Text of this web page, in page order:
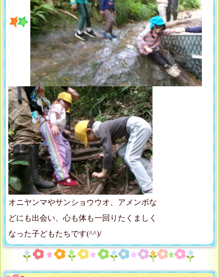
オニヤンマやサンショウウオ、アメンボな
どにも出会い、心も体も一回りたくましく
なった子どもたちです(^^)/